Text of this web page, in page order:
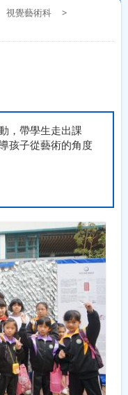
視覺藝術科
>
，帶學生走出課
孩子從藝術的角度